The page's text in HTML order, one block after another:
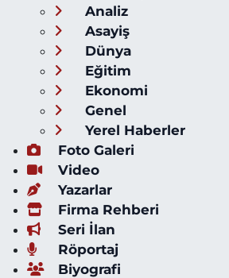
Analiz
Asayiş
Dünya
Eğitim
Ekonomi
Genel
Yerel Haberler
Foto Galeri
Video
Yazarlar
Firma Rehberi
Seri İlan
Röportaj
Biyografi